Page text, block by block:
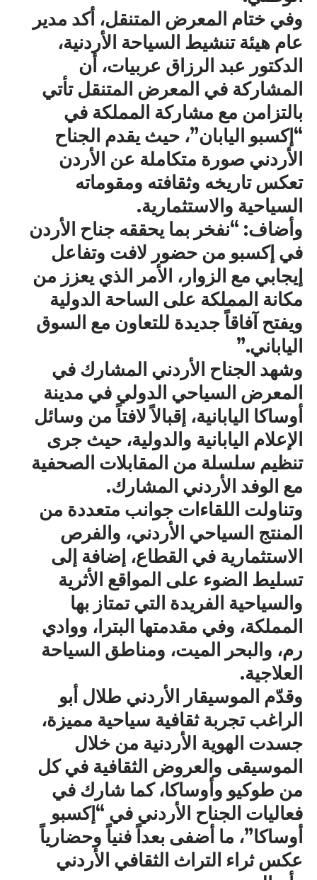
وفي ختام المعرض المتنقل، أكد مدير
عام هيئة تنشيط السياحة الأردنية،
الدكتور عبد الرزاق عربيات، أن
المشاركة في المعرض المتنقل تأتي
بالتزامن مع مشاركة المملكة في
“إكسبو اليابان”، حيث يقدم الجناح
الأردني صورة متكاملة عن الأردن
تعكس تاريخه وثقافته ومقوماته
السياحية والاستثمارية.
وأضاف: “نفخر بما يحققه جناح الأردن
في إكسبو من حضور لافت وتفاعل
إيجابي مع الزوار، الأمر الذي يعزز من
مكانة المملكة على الساحة الدولية
ويفتح آفاقاً جديدة للتعاون مع السوق
الياباني.”
وشهد الجناح الأردني المشارك في
المعرض السياحي الدولي في مدينة
أوساكا اليابانية، إقبالاً لافتاً من وسائل
الإعلام اليابانية والدولية، حيث جرى
تنظيم سلسلة من المقابلات الصحفية
مع الوفد الأردني المشارك.
وتناولت اللقاءات جوانب متعددة من
المنتج السياحي الأردني، والفرص
الاستثمارية في القطاع، إضافة إلى
تسليط الضوء على المواقع الأثرية
والسياحية الفريدة التي تمتاز بها
المملكة، وفي مقدمتها البترا، ووادي
رم، والبحر الميت، ومناطق السياحة
العلاجية.
وقدّم الموسيقار الأردني طلال أبو
الراغب تجربة ثقافية سياحية مميزة،
جسدت الهوية الأردنية من خلال
الموسيقى والعروض الثقافية في كل
من طوكيو وأوساكا، كما شارك في
فعاليات الجناح الأردني في “إكسبو
أوساكا”، ما أضفى بعداً فنياً وحضارياً
عكس ثراء التراث الثقافي الأردني